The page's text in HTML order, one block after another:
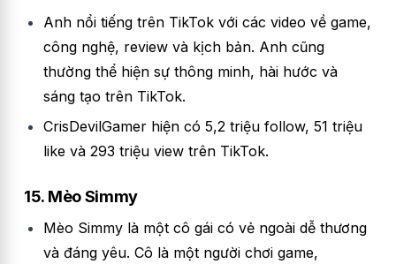
Anh nổi tiếng trên TikTok với các video về game,
công nghệ, review và kịch bản. Anh cũng
thường thể hiện sự thông minh, hài hước và
sáng tạo trên TikTok.
CrisDevilGamer hiện có 5,2 triệu follow, 51 triệu
like và 293 triệu view trên TikTok.
15. Mèo Simmy
Mèo Simmy là một cô gái có vẻ ngoài dễ thương
và đáng yêu. Cô là một người chơi game,